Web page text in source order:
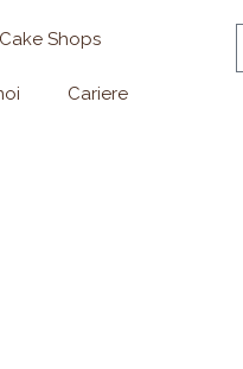
Shops
Cariere